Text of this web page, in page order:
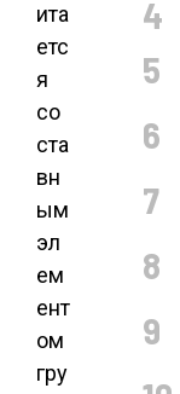
ита
етс
я
со
ста
вн
ым
эл
ем
ент
ом
гру